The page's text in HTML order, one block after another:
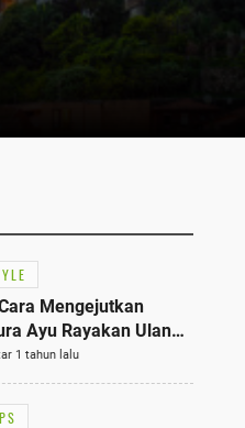
Mengejutkan
Ayu Rayakan Ulang
di Panti Asuhan,
Anggun dengan
Cokelat
1 tahun lalu